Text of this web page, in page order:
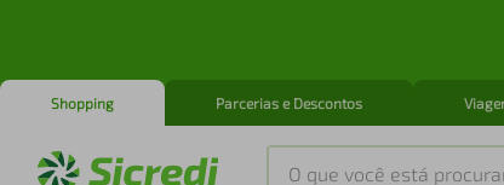
Shopping Parcerias e Descontos
O que você está